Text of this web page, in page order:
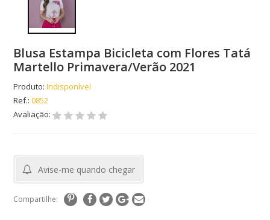
Blusa Estampa Bicicleta com Flores Tatá
Martello Primavera/Verão 2021
Produto: Indisponível
Ref.:0852
Avaliação:
Avise-me quando chegar
Compartilhe: